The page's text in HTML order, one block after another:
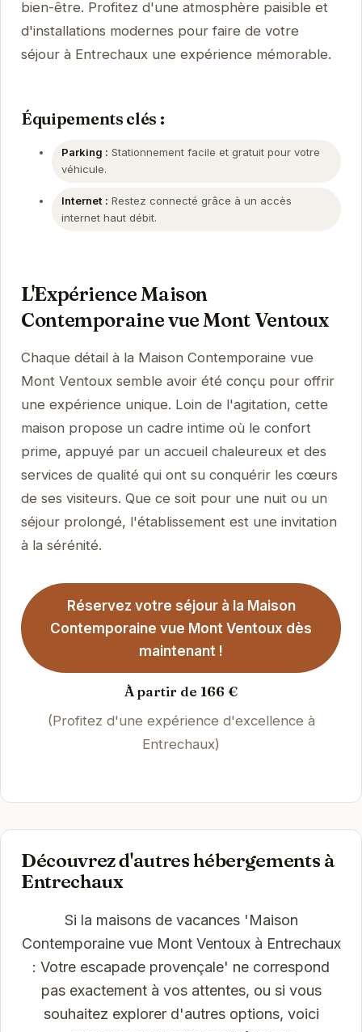
bien-être. Profitez d'une atmosphère paisible et
d'installations modernes pour faire de votre
séjour à Entrechaux une expérience mémorable.
Équipements clés :
Parking : Stationnement facile et gratuit pour votre
véhicule.
Internet : Restez connecté grâce à un accès
internet haut débit.
L'Expérience Maison
Contemporaine vue Mont Ventoux
Chaque détail à la Maison Contemporaine vue
Mont Ventoux semble avoir été conçu pour offrir
une expérience unique. Loin de l'agitation, cette
maison propose un cadre intime où le confort
prime, appuyé par un accueil chaleureux et des
services de qualité qui ont su conquérir les cœurs
de ses visiteurs. Que ce soit pour une nuit ou un
séjour prolongé, l'établissement est une invitation
à la sérénité.
Réservez votre séjour à la Maison
Contemporaine vue Mont Ventoux dès
maintenant !
À partir de 166 €
(Profitez d'une expérience d'excellence à
Entrechaux)
Découvrez d'autres hébergements à
Entrechaux
Si la maisons de vacances 'Maison
Contemporaine vue Mont Ventoux à Entrechaux
: Votre escapade provençale' ne correspond
pas exactement à vos attentes, ou si vous
souhaitez explorer d'autres options, voici